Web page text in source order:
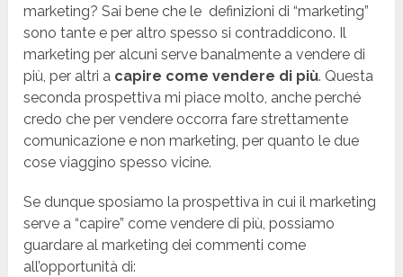
marketing? Sai bene che le definizioni di “marketing”
sono tante e per altro spesso si contraddicono. Il
marketing per alcuni serve banalmente a vendere di
più, per altri a capire come vendere di più. Questa
seconda prospettiva mi piace molto, anche perché
credo che per vendere occorra fare strettamente
comunicazione e non marketing, per quanto le due
cose viaggino spesso vicine.
Se dunque sposiamo la prospettiva in cui il marketing
serve a “capire” come vendere di più, possiamo
guardare al marketing dei commenti come
all’opportunità di: